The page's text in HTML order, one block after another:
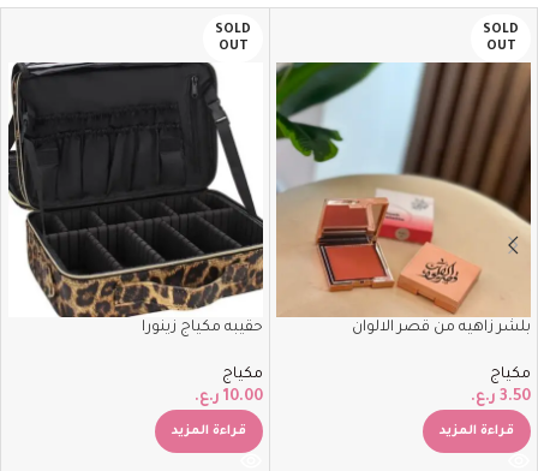
SOLD
OUT
بلشر زاهيه من قصر الالوان
مكياج
3.50 ر.ع.
قراءة المزيد
SOLD
OUT
حقيبه مكياج زينورا
مكياج
10.00 ر.ع.
قراءة المزيد